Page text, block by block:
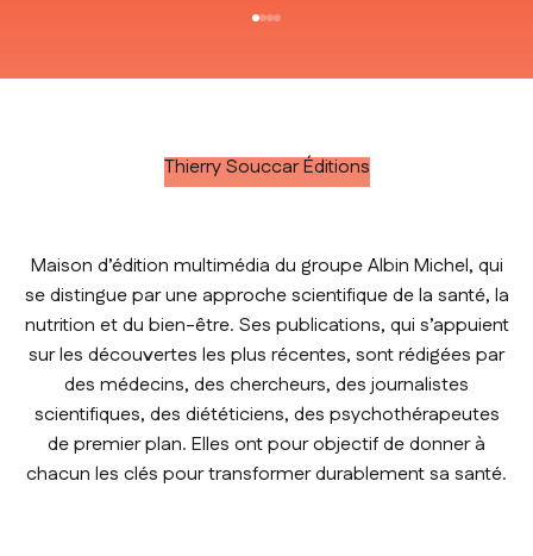
Thierry Souccar Éditions
Maison d’édition multimédia du groupe Albin Michel, qui
se distingue par une approche scientifique de la santé, la
nutrition et du bien-être. Ses publications, qui s’appuient
sur les découvertes les plus récentes, sont rédigées par
des médecins, des chercheurs, des journalistes
scientifiques, des diététiciens, des psychothérapeutes
de premier plan. Elles ont pour objectif de donner à
chacun les clés pour transformer durablement sa santé.